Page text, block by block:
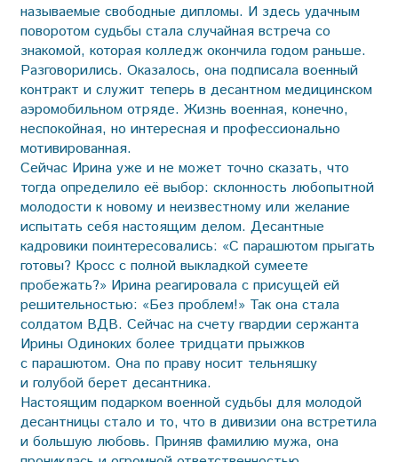
называемые свободные дипломы. И здесь удачным
поворотом судьбы стала случайная встреча со
знакомой, которая колледж окончила годом раньше.
Разговорились. Оказалось, она подписала военный
контракт и служит теперь в десантном медицинском
аэромобильном отряде. Жизнь военная, конечно,
неспокойная, но интересная и профессионально
мотивированная.
Сейчас Ирина уже и не может точно сказать, что
тогда определило её выбор: склонность любопытной
молодости к новому и неизвестному или желание
испытать себя настоящим делом. Десантные
кадровики поинтересовались: «С парашютом прыгать
готовы? Кросс с полной выкладкой сумеете
пробежать?» Ирина реагировала с присущей ей
решительностью: «Без проблем!» Так она стала
солдатом ВДВ. Сейчас на счету гвардии сержанта
Ирины Одиноких более тридцати прыжков
с парашютом. Она по праву носит тельняшку
и голубой берет десантника.
Настоящим подарком военной судьбы для молодой
десантницы стало и то, что в дивизии она встретила
и большую любовь. Приняв фамилию мужа, она